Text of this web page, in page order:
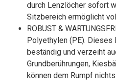
durch Lenzlöcher sofort
Sitzbereich ermöglicht
ROBUST &
Polyethylen (PE).
beständig und verzeiht
Grundberührungen,
können dem Rumpf nichts